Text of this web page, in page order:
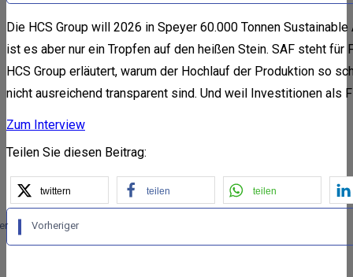
Die HCS Group will 2026 in Speyer 60.000 Tonnen
ist es aber nur ein Tropfen auf den heißen Stein. SAF steht
HCS Group erläutert, warum der Hochlauf der Produktion so
nicht ausreichend transparent sind. Und weil Investitionen als
Zum Interview
Teilen Sie diesen Beitrag:
twittern teilen teilen
Vorheriger